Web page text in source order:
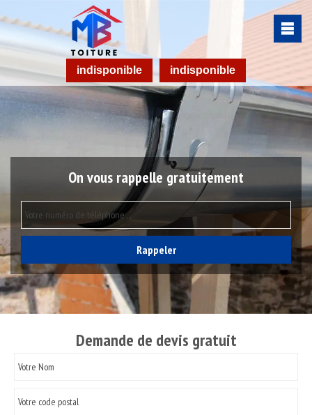
indisponible indisponible
On vous rappelle gratuitement
Demande de devis gratuit